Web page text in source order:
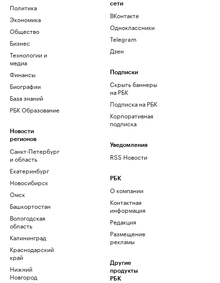
Политика
Экономика
Общество
Бизнес
Технологии и
медиа
Финансы
Биографии
База знаний
РБК Образование
Новости
регионов
Санкт-Петербург
и область
Екатеринбург
Новосибирск
Омск
Башкортостан
Вологодская
область
Калининград
Краснодарский
край
Нижний
Новгород
сети
ВКонтакте
Одноклассники
Telegram
Дзен
Подписки
Скрыть баннеры
на РБК
Подписка на РБК
Корпоративная
подписка
Уведомления
RSS Новости
РБК
О компании
Контактная
информация
Редакция
Размещение
рекламы
Другие
продукты
РБК